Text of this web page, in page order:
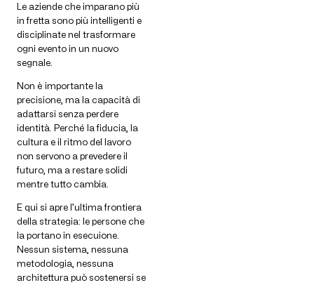
Le aziende che imparano più
in fretta sono più intelligenti e
disciplinate nel trasformare
ogni evento in un nuovo
segnale.
Non è importante la
precisione, ma la capacità di
adattarsi senza perdere
identità. Perché la fiducia, la
cultura e il ritmo del lavoro
non servono a prevedere il
futuro, ma a restare solidi
mentre tutto cambia.
E qui si apre l’ultima frontiera
della strategia: le persone che
la portano in esecuione.
Nessun sistema, nessuna
metodologia, nessuna
architettura può sostenersi se